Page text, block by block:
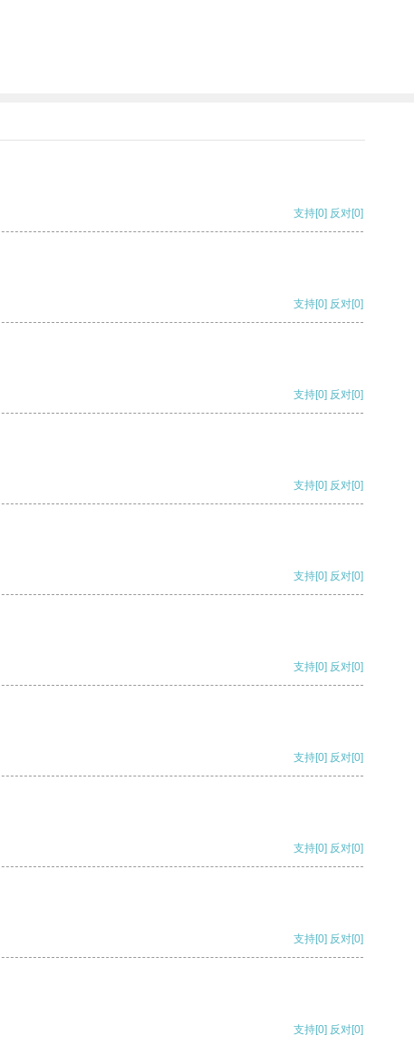
支持[0] 反对[0]
支持[0] 反对[0]
支持[0] 反对[0]
支持[0] 反对[0]
支持[0] 反对[0]
支持[0] 反对[0]
支持[0] 反对[0]
支持[0] 反对[0]
支持[0] 反对[0]
支持[0] 反对[0]